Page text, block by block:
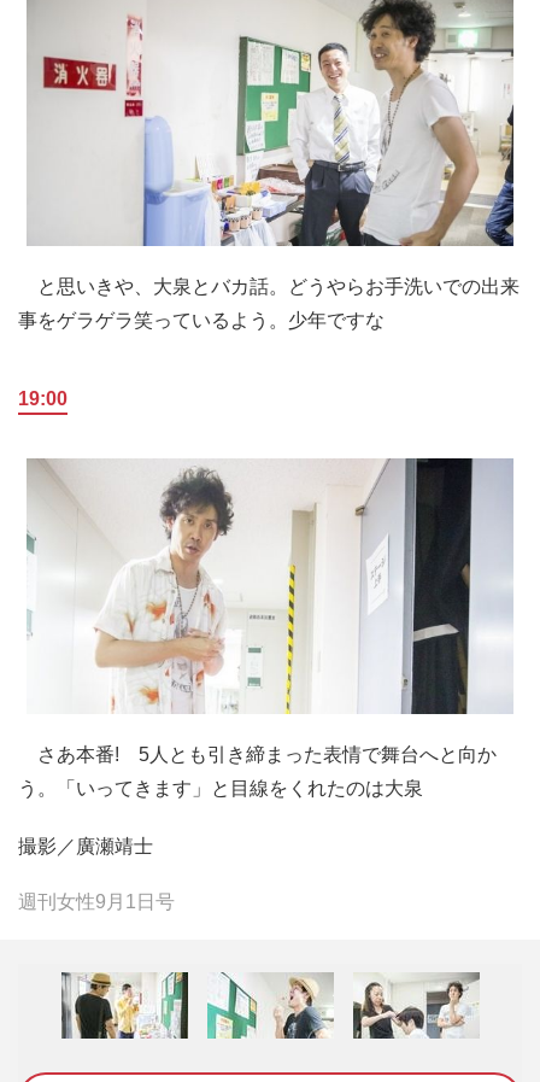
と思いきや、大泉とバカ話。どうやらお手洗いでの出来
事をゲラゲラ笑っているよう。少年ですな
19:00
さあ本番! 5人とも引き締まった表情で舞台へと向か
う。「いってきます」と目線をくれたのは大泉
撮影／廣瀬靖士
週刊女性9月1日号